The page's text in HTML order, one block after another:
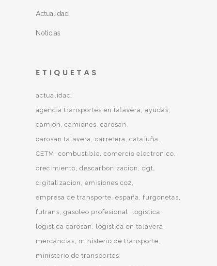
Actualidad
Noticias
ETIQUETAS
actualidad
agencia transportes en talavera ayudas
camion
camiones carosan
carosan talavera carretera cataluña
CETM
combustible comercio electronico
crecimiento descarbonizacion
dgt
digitalizacion
emisiones co2
empresa de transporte españa furgonetas
futrans gasoleo profesional
logistica
logistica carosan
logistica en talavera
mercancias
ministerio de transporte
ministerio de transportes